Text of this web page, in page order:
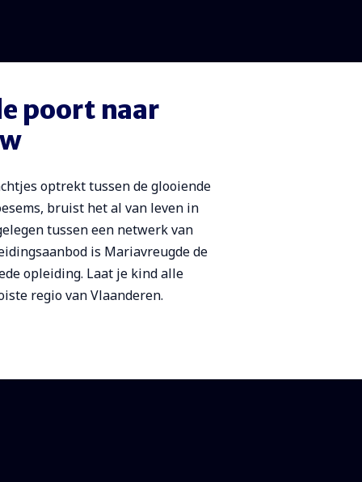
poort naar
optrekt tussen de glooiende
bruist het al van leven in
tussen een netwerk van
is Mariavreugde de
opleiding. Laat je kind alle
regio van Vlaanderen.